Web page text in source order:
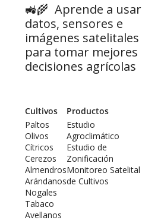
🚜🌾 Aprende a usar
datos, sensores e
imágenes satelitales
para tomar mejores
decisiones agrícolas
Cultivos
Paltos
Olivos
Cítricos
Cerezos
Almendros
Arándanos
Nogales
Tabaco
Avellanos
Productos
Estudio
Agroclimático
Estudio de
Zonificación
Monitoreo Satelital
de Cultivos